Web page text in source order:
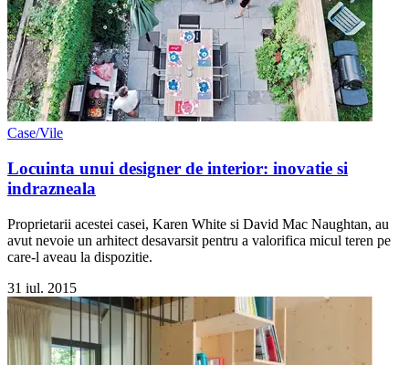
Case/Vile
Locuinta unui designer de interior: inovatie si
indrazneala
Proprietarii acestei casei, Karen White si David Mac Naughtan, au
avut nevoie un arhitect desavarsit pentru a valorifica micul teren pe
care-l aveau la dispozitie.
31 iul. 2015